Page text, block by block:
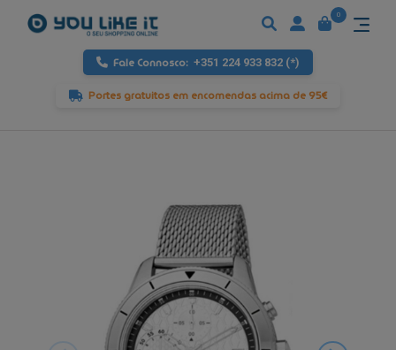
Fale Connosco: +351 224 933 832 (*)
Portes gratuitos em encomendas acima de 95€
0